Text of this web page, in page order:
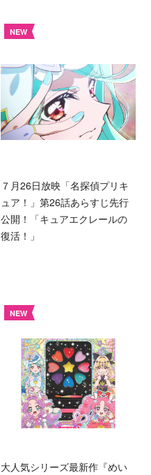
NEW
７月26日放映「名探偵プリキ
ュア！」第26話あらすじ先行
公開！「キュアエクレールの
復活！」
NEW
大人気シリーズ最新作『めい